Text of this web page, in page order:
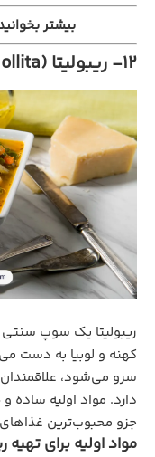
بیشتر
12- ریبولیتا (Ribollita)
ریبولیتا یک سوپ سنتی
کهنه و لوبیا به دست
سرو می‌شود،
دارد. مواد اولیه
جزو محبوب‌ترین غذاهای
مواد اولیه برای تهیه